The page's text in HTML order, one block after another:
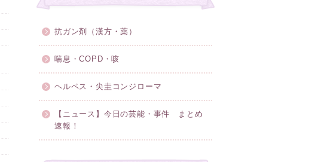
抗ガン剤（漢方・薬）
喘息・COPD・咳
ヘルペス・尖圭コンジローマ
【ニュース】今日の芸能・事件 まとめ
速報！